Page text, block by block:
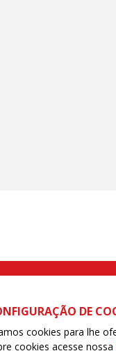
Rua Caetano Pinto nº
DE
cookies para lhe
cookies acesse nossa